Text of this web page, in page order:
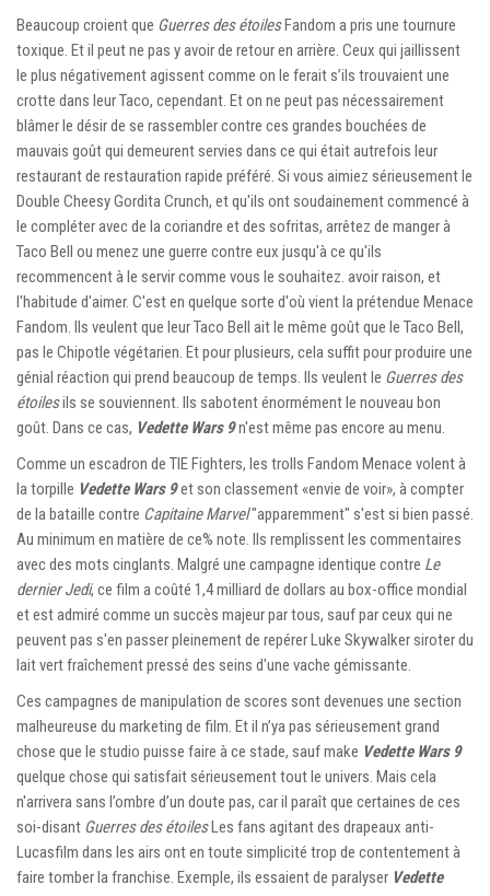
Beaucoup croient que Guerres des étoilesFandom a pris une tournure
toxique. Et il peut ne pas y avoir de retour en arrière. Ceux qui jaillissent
le plus négativement agissent comme on le ferait s’ils trouvaient une
crotte dans leur Taco, cependant. Et on ne peut pas nécessairement
blâmer le désir de se rassembler contre ces grandes bouchées de
mauvais goût qui demeurent servies dans ce qui était autrefois leur
restaurant de restauration rapide préféré. Si vous aimiez sérieusement le
Double Cheesy Gordita Crunch, et qu'ils ont soudainement commencé à
le compléter avec de la coriandre et des sofritas, arrêtez de manger à
Taco Bell ou menez une guerre contre eux jusqu'à ce qu'ils
recommencent à le servir comme vous le souhaitez. avoir raison, et
l'habitude d'aimer. C'est en quelque sorte d'où vient la prétendue Menace
Fandom. Ils veulent que leur Taco Bell ait le même goût que le Taco Bell,
pas le Chipotle végétarien. Et pour plusieurs, cela suffit pour produire une
génial réaction qui prend beaucoup de temps. Ils veulent le Guerres des
étoilesils se souviennent. Ils sabotent énormément le nouveau bon
goût. Dans ce cas, Vedette Wars 9n'est même pas encore au menu.
Comme un escadron de TIE Fighters, les trolls Fandom Menace volent à
la torpille Vedette Wars 9et son classement «envie de voir», à compter
de la bataille contre Capitaine Marvel"apparemment" s'est si bien passé.
Au minimum en matière de ce% note. Ils remplissent les commentaires
avec des mots cinglants. Malgré une campagne identique contre Le
dernier Jedi, ce film a coûté 1,4 milliard de dollars au box-office mondial
et est admiré comme un succès majeur par tous, sauf par ceux qui ne
peuvent pas s'en passer pleinement de repérer Luke Skywalker siroter du
lait vert fraîchement pressé des seins d'une vache gémissante.
Ces campagnes de manipulation de scores sont devenues une section
malheureuse du marketing de film. Et il n’ya pas sérieusement grand
chose que le studio puisse faire à ce stade, sauf make Vedette Wars 9
quelque chose qui satisfait sérieusement tout le univers. Mais cela
n'arrivera sans l’ombre d’un doute pas, car il paraît que certaines de ces
soi-disant Guerres des étoilesLes fans agitant des drapeaux anti-
Lucasfilm dans les airs ont en toute simplicité trop de contentement à
faire tomber la franchise. Exemple, ils essaient de paralyser Vedette